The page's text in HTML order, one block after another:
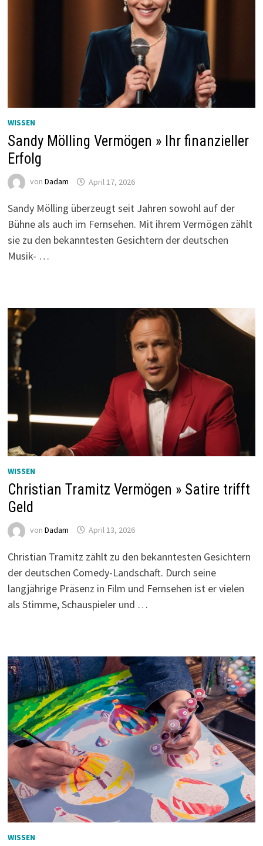
WISSEN
Sandy Mölling Vermögen » Ihr finanzieller
Erfolg
von Dadam April 17, 2026
Sandy Mölling überzeugt seit Jahren sowohl auf der
Bühne als auch im Fernsehen. Mit ihrem Vermögen zählt
sie zu den bekanntesten Gesichtern der deutschen
Musik- …
WISSEN
Christian Tramitz Vermögen » Satire trifft
Geld
von Dadam April 13, 2026
Christian Tramitz zählt zu den bekanntesten Gesichtern
der deutschen Comedy-Landschaft. Durch seine
langjährige Präsenz in Film und Fernsehen ist er vielen
als Stimme, Schauspieler und …
WISSEN